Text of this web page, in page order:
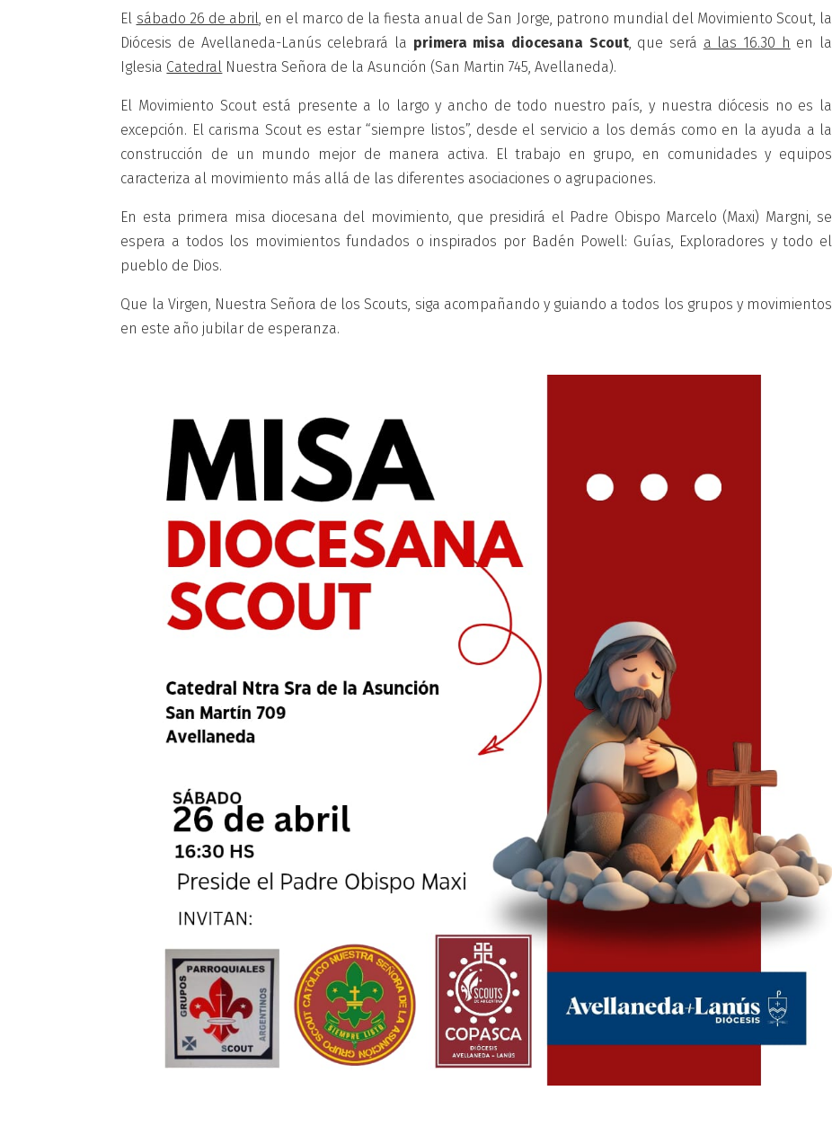
El sábado 26 de abril , en el marco de la fiesta anual de San Jorge, patrono mundial del Movimiento Scout, la
Diócesis de Avellaneda-Lanús celebrará la primera misa diocesana Scout, que será a las 16.30 h en la
Iglesia Catedral Nuestra Señora de la Asunción (San Martin 745, Avellaneda).
El Movimiento Scout está presente a lo largo y ancho de todo nuestro país, y nuestra diócesis no es la
excepción. El carisma Scout es estar “siempre listos”, desde el servicio a los demás como en la ayuda a la
construcción de un mundo mejor de manera activa. El trabajo en grupo, en comunidades y equipos
caracteriza al movimiento más allá de las diferentes asociaciones o agrupaciones.
En esta primera misa diocesana del movimiento, que presidirá el Padre Obispo Marcelo (Maxi) Margni, se
espera a todos los movimientos fundados o inspirados por Badén Powell: Guías, Exploradores y todo el
pueblo de Dios.
Que la Virgen, Nuestra Señora de los Scouts, siga acompañando y guiando a todos los grupos y movimientos
en este año jubilar de esperanza.